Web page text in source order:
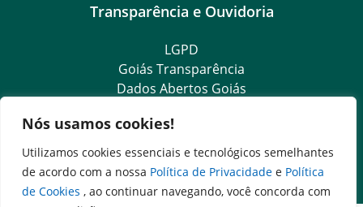
Nós usamos cookies!
Utilizamos cookies essenciais e tecnológicos semelhantes
de acordo com a nossa Política de Privacidade e Política
de Cookies , ao continuar navegando, você concorda com
Transparência e Ouvidoria
LGPD
Goiás Transparência
Dados Abertos Goiás
SIC – Serviço de Informação ao Cidadão
Ouvidoria Setorial (Expresso)
Ouvidoria Setorial (Presencial)